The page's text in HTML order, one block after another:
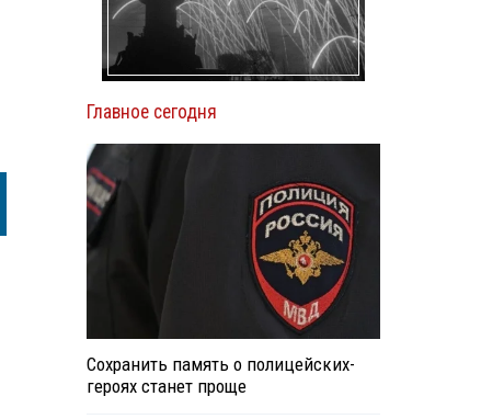
Главное сегодня
Сохранить память о полицейских-
героях станет проще